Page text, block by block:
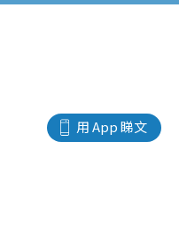
用 App 睇文